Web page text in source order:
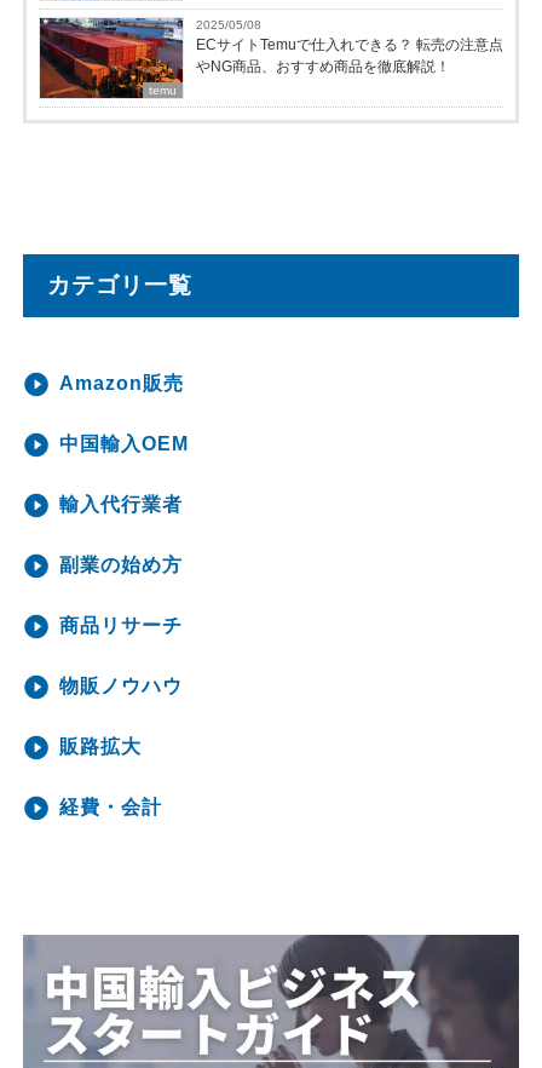
temu
2025/05/08
ECサイトTemuで仕入れできる？ 転売の注意点
やNG商品、おすすめ商品を徹底解説！
カテゴリ一覧
Amazon販売
中国輸入OEM
輸入代行業者
副業の始め方
商品リサーチ
物販ノウハウ
販路拡大
経費・会計